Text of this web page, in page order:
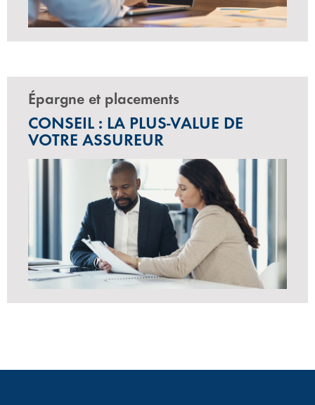
Épargne et placements
CONSEIL : LA PLUS-VALUE DE
VOTRE ASSUREUR